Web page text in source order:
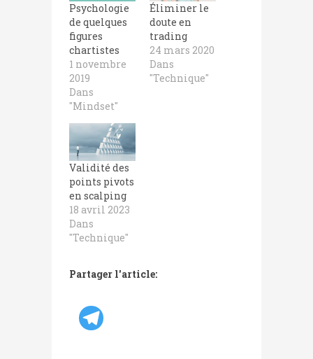
Psychologie
de quelques
figures
chartistes
1 novembre
2019
Dans
"Mindset"
Éliminer le
doute en
trading
24 mars 2020
Dans
"Technique"
Validité des
points pivots
en scalping
18 avril 2023
Dans
"Technique"
Partager l'article: